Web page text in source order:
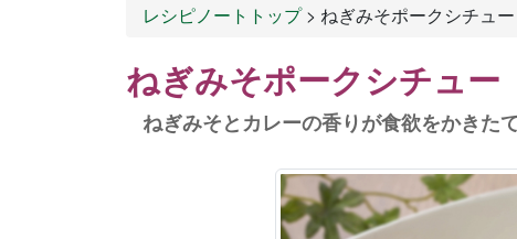
レシピノートトップ> ねぎみそポークシチュー
ねぎみそポークシチュー
ねぎみそとカレーの香りが食欲をかきた